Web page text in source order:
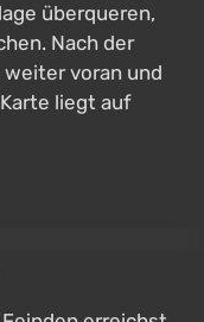
überqueren,
Nach der
voran und
liegt auf